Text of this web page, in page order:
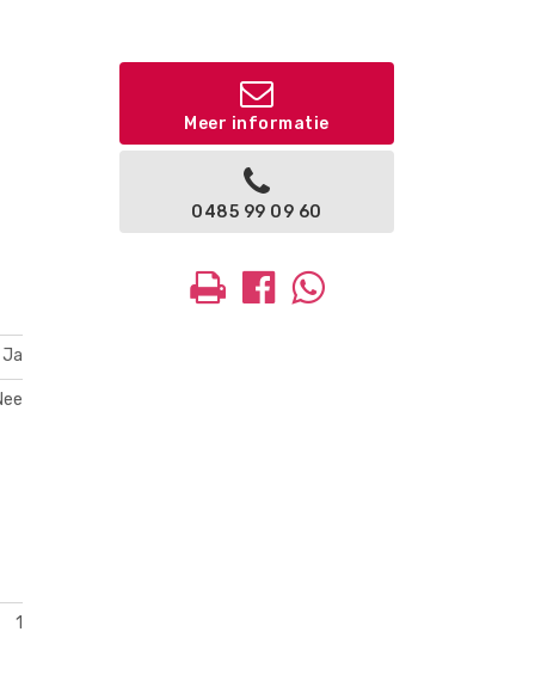
Ja
1
Meer informatie
0485 99 09 60